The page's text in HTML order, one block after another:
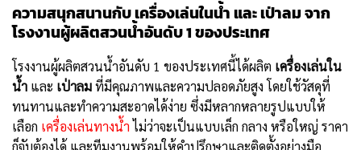
ความสนุกสนานกับเครื่องเล่นในน้ำและเป่าลมจาก
โรงงานผู้ผลิตสวนน้ำอันดับ 1 ของประเทศ
โรงงานผู้ผลิตสวนน้ำอันดับ 1 ของประเทศนี้ได้ผลิต เครื่องเล่นใน
น้ำ และ เป่าลมที่มีคุณภาพและความปลอดภัยสูง โดยใช้วัสดุที่
ทนทานและทำความสะอาดได้ง่าย ซึ่งมีหลากหลายรูปแบบให้
เลือก เครื่องเล่นทางน้ำไม่ว่าจะเป็นแบบเล็ก กลาง หรือใหญ่ ราคา